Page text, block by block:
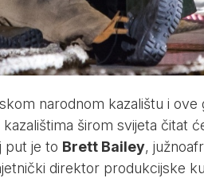
narodnom kazalištu i ove
širom svijeta čitat
put je to Brett Bailey,
direktor produkcijske